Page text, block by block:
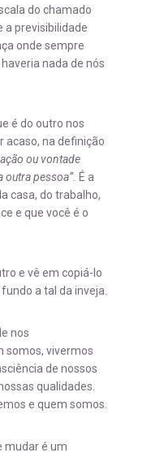
do chamado
a previsibilidade
onde sempre
nada de nós
é do outro nos
acaso, na definição
ou vontade
outra pessoa”. É a
casa, do trabalho,
e que você é o
e vê em copiá-lo
a tal da inveja.
nos
somos, vivermos
de nossos
qualidades.
e quem somos.
mudar é um